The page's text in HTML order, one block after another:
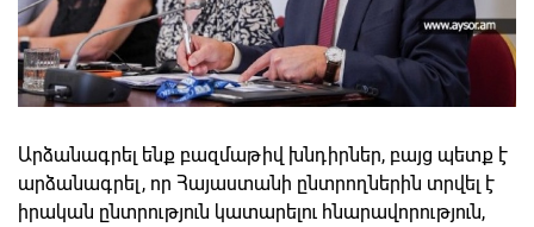
Արձանագրել ենք բազմաթիվ խնդիրներ, բայց պետք է
արձանագրել, որ Հայաստանի ընտրողներին տրվել է
իրական ընտրություն կատարելու հնարավորություն,